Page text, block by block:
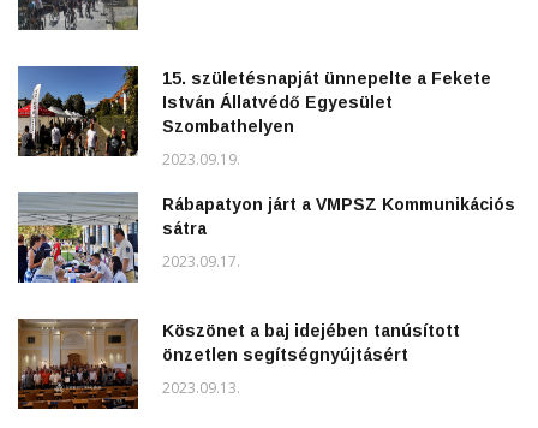
15. születésnapját ünnepelte a Fekete
István Állatvédő Egyesület
Szombathelyen
2023.09.19.
Rábapatyon járt a VMPSZ Kommunikációs
sátra
2023.09.17.
Köszönet a baj idejében tanúsított
önzetlen segítségnyújtásért
2023.09.13.